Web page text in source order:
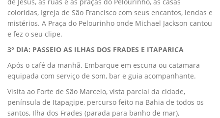
coloridas, Igreja de São Francisco com seus encantos, lendas e
mistérios. A Praça do Pelourinho onde Michael Jackson cantou
e fez o seu clipe.
3° DIA: PASSEIO AS ILHAS DOS FRADES E ITAPARICA
Após o café da manhã. Embarque em escuna ou catamara
equipada com serviço de som, bar e guia acompanhante.
Visita ao Forte de São Marcelo, vista parcial da cidade,
península de Itapagipe, percurso feito na Bahia de todos os
santos, Ilha dos Frades (parada para banho de mar),